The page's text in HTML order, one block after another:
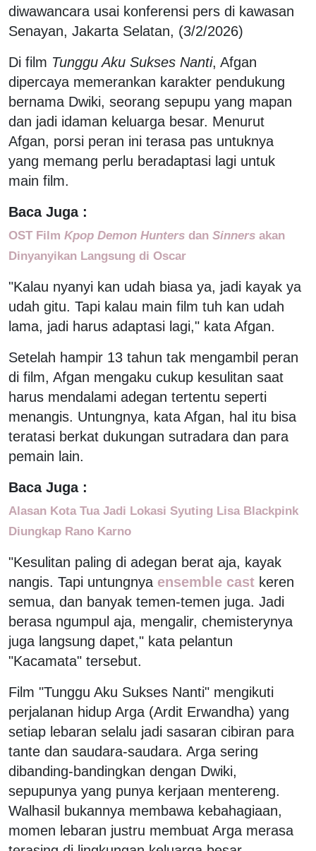
diwawancara usai konferensi pers di kawasan
Senayan, Jakarta Selatan, (3/2/2026)
Di film Tunggu Aku Sukses Nanti, Afgan
dipercaya memerankan karakter pendukung
bernama Dwiki, seorang sepupu yang mapan
dan jadi idaman keluarga besar. Menurut
Afgan, porsi peran ini terasa pas untuknya
yang memang perlu beradaptasi lagi untuk
main film.
Baca Juga :
OST Film Kpop Demon Hunters dan Sinners akan
Dinyanyikan Langsung di Oscar
"Kalau nyanyi kan udah biasa ya, jadi kayak ya
udah gitu. Tapi kalau main film tuh kan udah
lama, jadi harus adaptasi lagi," kata Afgan.
Setelah hampir 13 tahun tak mengambil peran
di film, Afgan mengaku cukup kesulitan saat
harus mendalami adegan tertentu seperti
menangis. Untungnya, kata Afgan, hal itu bisa
teratasi berkat dukungan sutradara dan para
pemain lain.
Baca Juga :
Alasan Kota Tua Jadi Lokasi Syuting Lisa Blackpink
Diungkap Rano Karno
"Kesulitan paling di adegan berat aja, kayak
nangis. Tapi untungnya ensemble cast keren
semua, dan banyak temen-temen juga. Jadi
berasa ngumpul aja, mengalir, chemisterynya
juga langsung dapet," kata pelantun
"Kacamata" tersebut.
Film "Tunggu Aku Sukses Nanti" mengikuti
perjalanan hidup Arga (Ardit Erwandha) yang
setiap lebaran selalu jadi sasaran cibiran para
tante dan saudara-saudara. Arga sering
dibanding-bandingkan dengan Dwiki,
sepupunya yang punya kerjaan mentereng.
Walhasil bukannya membawa kebahagiaan,
momen lebaran justru membuat Arga merasa